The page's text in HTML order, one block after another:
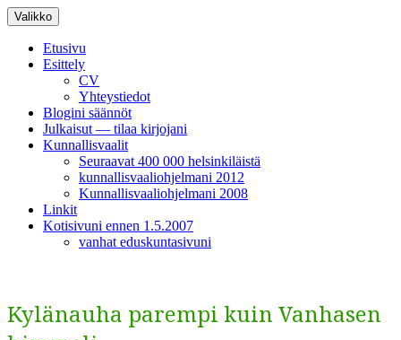
Siirry
sisältöön
Valikko
Etusivu
Esittely
CV
Yhteystiedot
Blogini säännöt
Julkaisut — tilaa kirjojani
Kunnallisvaalit
Seuraavat 400 000 helsinkiläistä
kunnallisvaaliohjelmani 2012
Kunnallisvaaliohjelmani 2008
Linkit
Kotisivuni ennen 1.5.2007
vanhat eduskuntasivuni
Kylänauha parempi kuin Vanhasen